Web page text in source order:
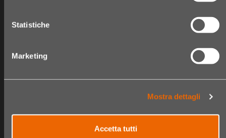
Statistiche
Marketing
Mostra dettagli
Accetta tutti